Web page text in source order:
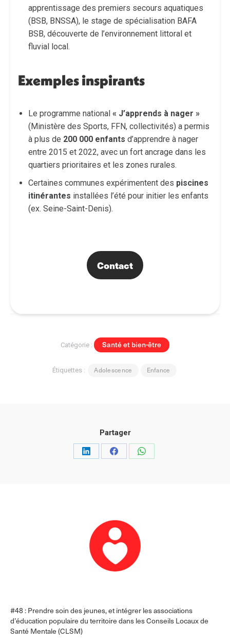
apprentissage des premiers secours aquatiques
(BSB, BNSSA), le stage de spécialisation BAFA
BSB, découverte de l’environnement littoral et
fluvial local.
Exemples inspirants
Le programme national « J’apprends à nager »
(Ministère des Sports, FFN, collectivités) a permis
à plus de 200 000 enfants d’apprendre à nager
entre 2015 et 2022, avec un fort ancrage dans les
quartiers prioritaires et les zones rurales.
Certaines communes expérimentent des piscines
itinérantes installées l’été pour initier les enfants
(ex. Seine-Saint-Denis).
Contact
Catégorie : Santé et bien-être
Étiquettes : Adolescence Enfance
Partager
PartagerPartagerPartager
#48 : Prendre soin des jeunes, et intégrer les associations
d’éducation populaire du territoire dans les Conseils Locaux de
Santé Mentale (CLSM)